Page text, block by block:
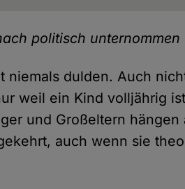
politisch unternommen
niemals dulden. Auch
weil ein Kind volljährig
und Großeltern hängen
auch wenn sie